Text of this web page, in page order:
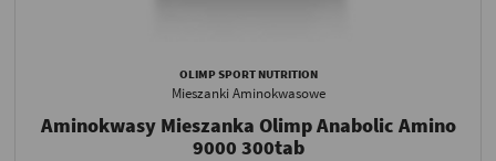
OLIMP SPORT NUTRITION
Mieszanki Aminokwasowe
Aminokwasy Mieszanka Olimp Anabolic Amino
9000 300tab